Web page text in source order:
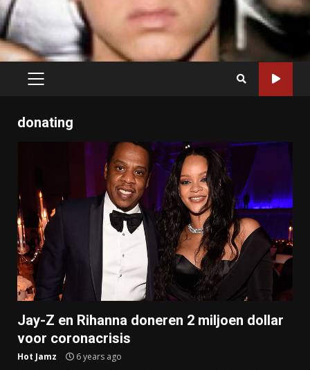
PRIMARY
donating
Jay-Z en Rihanna doneren 2 miljoen dollar
voor coronacrisis
Hot Jamz 6 years ago